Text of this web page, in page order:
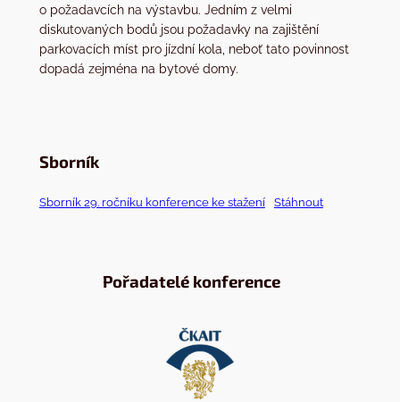
o požadavcích na výstavbu. Jedním z velmi
diskutovaných bodů jsou požadavky na zajištění
parkovacích míst pro jízdní kola, neboť tato povinnost
dopadá zejména na bytové domy.
Sborník
Sborník 29. ročníku konference ke stažení Stáhnout
Pořadatelé konference